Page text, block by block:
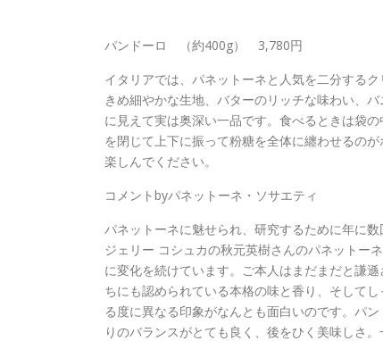
パンドーロ （約400g） 3,780円
イタリアでは、パネットーネと人気を二分するク
きめ細やかな生地、バターのリッチな味わい、
に見えて実は奥深い一品です。食べるときは袋
を閉じて上下に振って粉糖を全体に纏わせるの
楽しんでください。
コメントbyパネットーネ・ソサエティ
パネットーネに魅せられ、研究するために年に
ジェリー コシュカの秋元英樹さんのパネットー
に変化を続けています。ご本人はまだまだと謙
ちにも認められている本格の味と香り、そして
る度に異なる印象がなんとも面白いのです。パ
りのバランスがとても良く、後をひく美味しさ